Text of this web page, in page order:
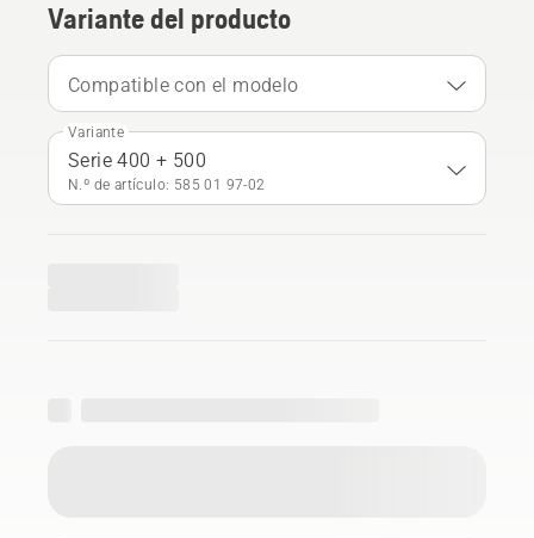
Variante del producto
Compatible con el modelo
Variante
Serie 400 + 500
N.º de artículo: 585 01 97‑02